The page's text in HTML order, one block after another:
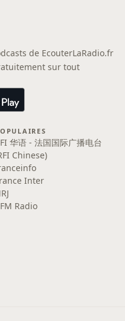
de EcouterLaRadio.fr
sur tout
华语 - 法国国际广播电台
Chinese)
Inter
Radio